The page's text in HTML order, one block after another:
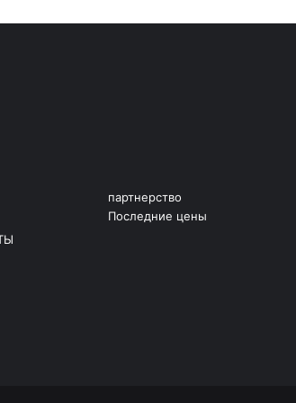
партнерство
Последние цены